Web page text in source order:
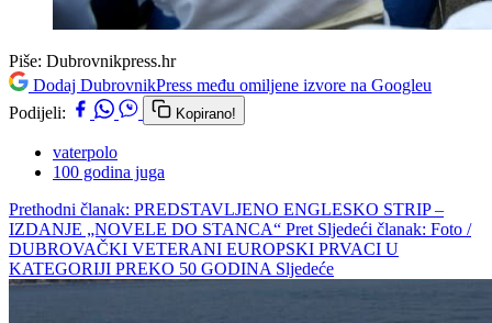
Piše: Dubrovnikpress.hr
Dodaj DubrovnikPress među omiljene izvore na Googleu
Podijeli:
Kopirano!
vaterpolo
100 godina juga
Prethodni članak: PREDSTAVLJENO ENGLESKO STRIP –
IZDANJE „NOVELE DO STANCA“ Pret Sljedeći članak: Foto /
DUBROVAČKI VETERANI EUROPSKI PRVACI U
KATEGORIJI PREKO 50 GODINA Sljedeće